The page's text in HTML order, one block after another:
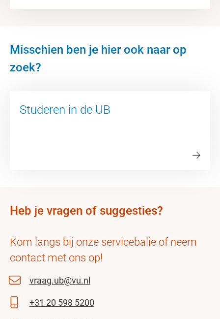
Misschien ben je hier ook naar op
zoek?
Studeren in de UB
Heb je vragen of suggesties?
Kom langs bij onze servicebalie of neem
contact met ons op!
vraag.ub@vu.nl
+31 20 598 5200